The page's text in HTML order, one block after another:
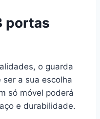
portas
o guarda
a sua escolha
só móvel poderá
e durabilidade.